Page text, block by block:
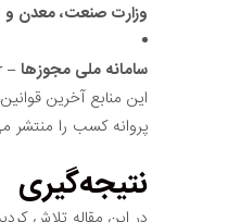
وزارت صنعت، معدن و
سامانه ملی مجوزها–
g4b.ir
این منابع آخرین
پروانه کسب را منتشر
نتیجه‌گیری